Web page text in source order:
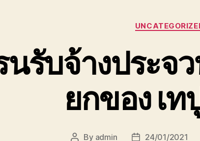
นรับจ้างประจ
ยกของ เ
Post
By admin
Post24/01/2021